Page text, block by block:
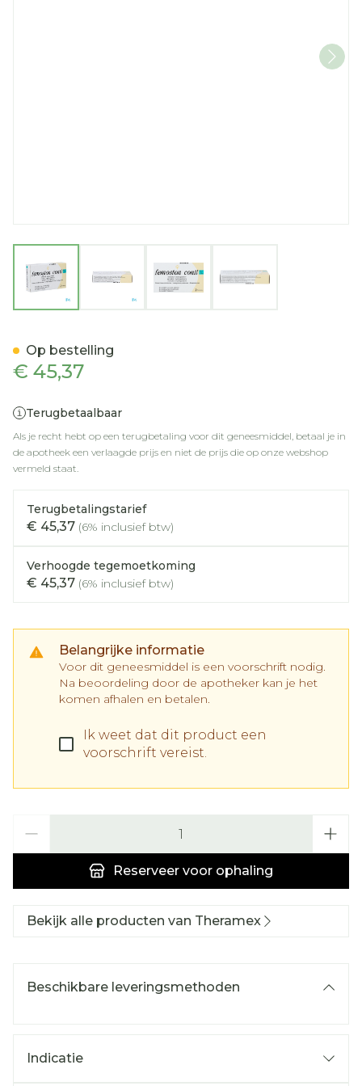
€ 45,37
Terugbetaalbaar
Als je recht hebt op een terugbetaling voor dit geneesmiddel, betaal je in
de apotheek een verlaagde prijs en niet de prijs die op onze webshop
vermeld staat.
Terugbetalingstarief
€ 45,37 (6% inclusief btw)
Verhoogde tegemoetkoming
€ 45,37 (6% inclusief btw)
Belangrijke informatie
Voor dit geneesmiddel is een voorschrift nodig.
Na beoordeling door de apotheker kan je het
komen afhalen en betalen.
Ik weet dat dit product een
voorschrift vereist.
Reserveer voor ophaling
Op bestelling
Bekijk alle producten van Theramex
Beschikbare leveringsmethoden
Indicatie